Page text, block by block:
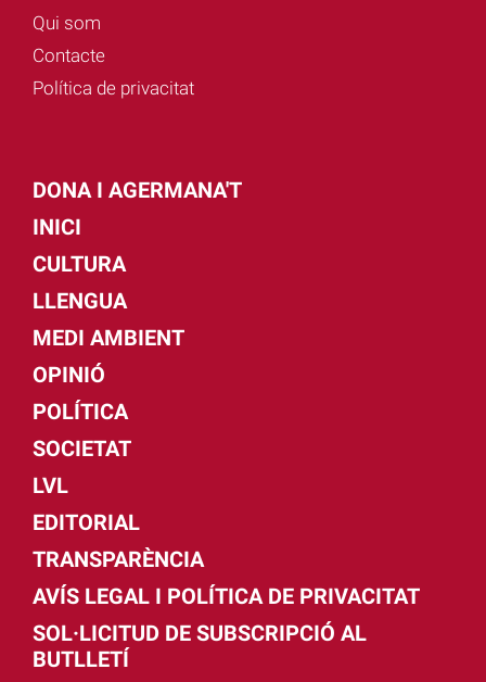
Qui som
Contacte
Política de privacitat
DONA I AGERMANA'T
INICI
CULTURA
LLENGUA
MEDI AMBIENT
OPINIÓ
POLÍTICA
SOCIETAT
LVL
EDITORIAL
TRANSPARÈNCIA
AVÍS LEGAL I POLÍTICA DE PRIVACITAT
SOL·LICITUD DE SUBSCRIPCIÓ AL
BUTLLETÍ